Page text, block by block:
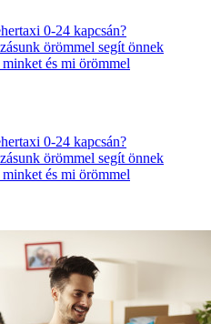
0-24 kapcsán?
örömmel segít önnek
és mi örömmel
0-24 kapcsán?
örömmel segít önnek
és mi örömmel